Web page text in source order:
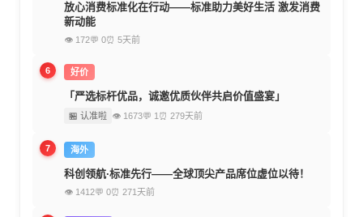
放心消费标准化在行动——标准助力美好生活 激发消费
新动能
👁 172💬 0⏰ 5天前
6 好价
「严选标杆优品，诚邀优质伙伴共启价值盛宴」
🏪 认准啦 👁 1673💬 1 ⏰ 279天前
7 海外
科创领航·标准先行——全球顶尖产品席位虚位以待！
👁 1412💬 0⏰ 271天前